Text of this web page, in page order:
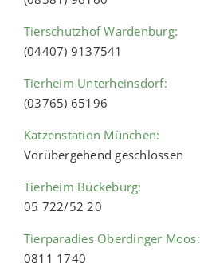
Tierschutzhof Wardenburg:
(04407) 9137541
Tierheim Unterheinsdorf:
(03765) 65196
Katzenstation München:
Vorübergehend geschlossen
Tierheim Bückeburg:
05 722/52 20
Tierparadies Oberdinger Moos:
0811 1740